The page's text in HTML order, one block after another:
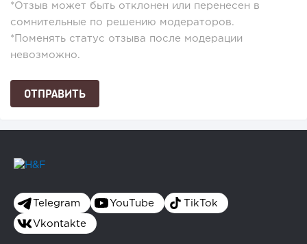
*Отзыв может быть отклонен или перенесен в
сомнительные по решению модераторов.
*Поменять статус отзыва после модерации
невозможно.
Telegram YouTube TikTok
Vkontakte